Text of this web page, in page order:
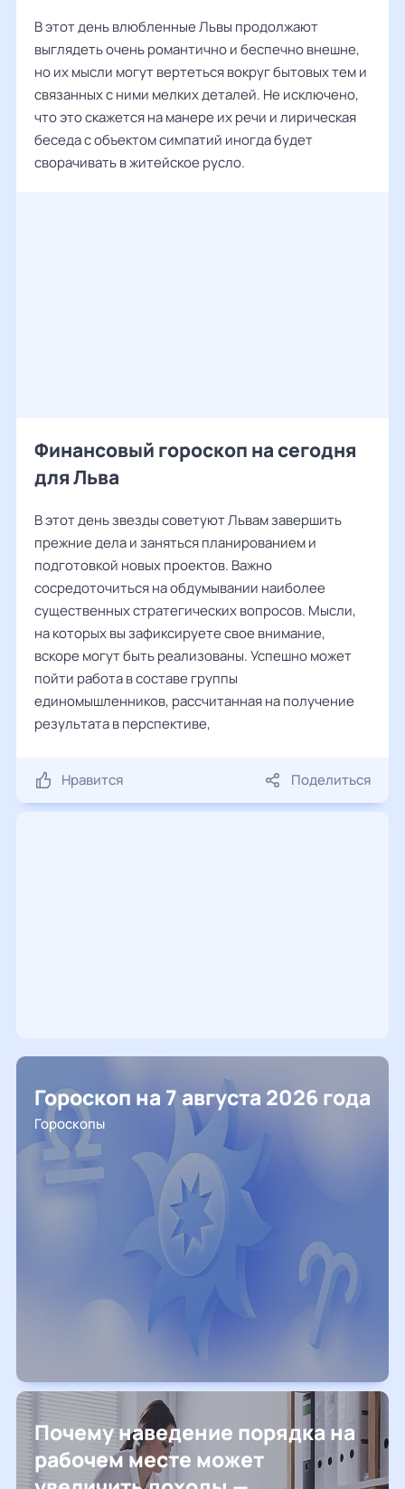
В этот день влюбленные Львы продолжают
выглядеть очень романтично и беспечно внешне,
но их мысли могут вертеться вокруг бытовых тем и
связанных с ними мелких деталей. Не исключено,
что это скажется на манере их речи и лирическая
беседа с объектом симпатий иногда будет
сворачивать в житейское русло.
Финансовый гороскоп на сегодня
для Льва
В этот день звезды советуют Львам завершить
прежние дела и заняться планированием и
подготовкой новых проектов. Важно
сосредоточиться на обдумывании наиболее
существенных стратегических вопросов. Мысли,
на которых вы зафиксируете свое внимание,
вскоре могут быть реализованы. Успешно может
пойти работа в составе группы
единомышленников, рассчитанная на получение
результата в перспективе,
Нравится Поделиться
Гороскоп на 7 августа 2026 года
Гороскопы
Почему наведение порядка на
рабочем месте может